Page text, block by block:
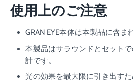
使用上のご注意
GRAN EYE本体は本製品に含ま
本製品はサラウンドとセット
計です。
光の効果を最大限に引き出す